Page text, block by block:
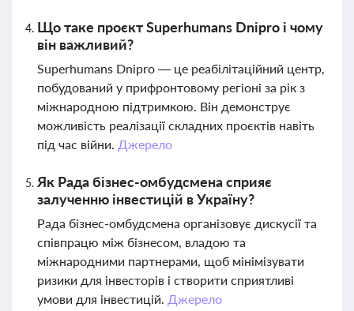
Що таке проєкт Superhumans Dnipro і чому
він важливий?
Superhumans Dnipro — це реабілітаційний центр,
побудований у прифронтовому регіоні за рік з
міжнародною підтримкою. Він демонструє
можливість реалізації складних проєктів навіть
під час війни. Джерело
Як Рада бізнес-омбудсмена сприяє
залученню інвестицій в Україну?
Рада бізнес-омбудсмена організовує дискусії та
співпрацю між бізнесом, владою та
міжнародними партнерами, щоб мінімізувати
ризики для інвесторів і створити сприятливі
умови для інвестицій. Джерело